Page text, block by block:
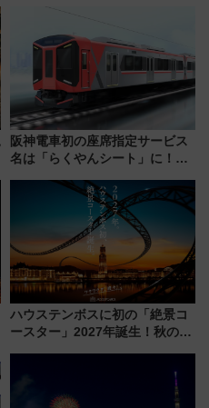
阪神電車初の座席指定サービス
名は「らくやんシート」に！新
を快適移動
ハウステンボスに初の「絶景コ
ースター」2027年誕生！秋の